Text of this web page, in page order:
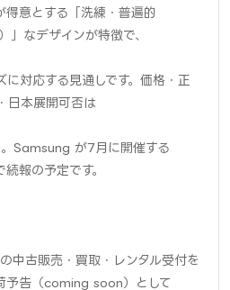
意とする「洗練・普遍的
なデザインが特徴で、
対応する見通しです。価格・正
日本展開可否は
Samsung が7月に開催する
報の予定です。
古販売・買取・レンタル受付を
予告（coming soon）として